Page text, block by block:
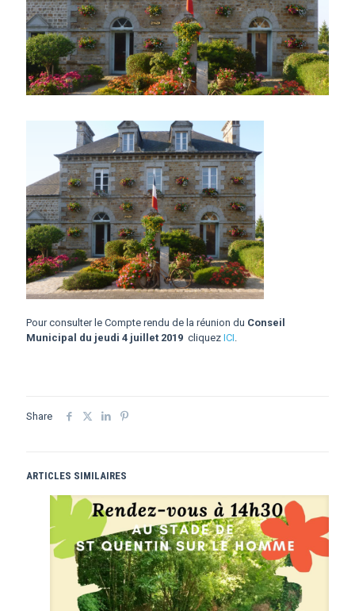
Pour consulter le Compte rendu de la réunion du Conseil
Municipal du jeudi 4 juillet 2019 cliquez ICI.
Share
ARTICLES SIMILAIRES